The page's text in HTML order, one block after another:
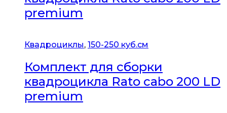
premium
Квадроциклы, 150-250 куб.см
Комплект для сборки
квадроцикла Rato cabo 200 LD
premium